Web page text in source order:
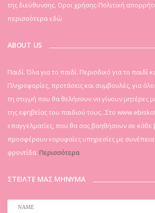
της διεύθυνσης. Οροι χρήσης-Πολιτική
περισσότερα εδώ
ABOUT US
Παιδί. Όλα για το παιδί. Περιοδικό για το παιδί
Πληροφορίες, προτάσεις και συμβουλές, για
τη στιγμή που θα θελήσουν να γίνουν μητέρες
της εφηβείας του παιδιού τους...Στο
επαγγελματίες, που θα σας βοηθήσουν σε κάθε
προσφέρουν κορυφαίες υπηρεσίες με
φροντίδα. Περισσότερα
ΣΤΕΙΛΤΕ ΜΑΣ ΜΗΝΥΜΑ